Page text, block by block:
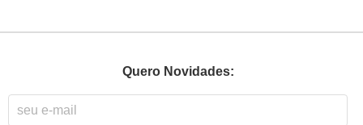
Quero Novidades: